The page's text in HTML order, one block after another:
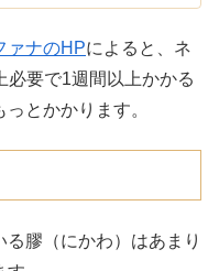
ァナのHPによると、ネ
必要で1週間以上かかる
とかかります。
膠（にかわ）はあまり